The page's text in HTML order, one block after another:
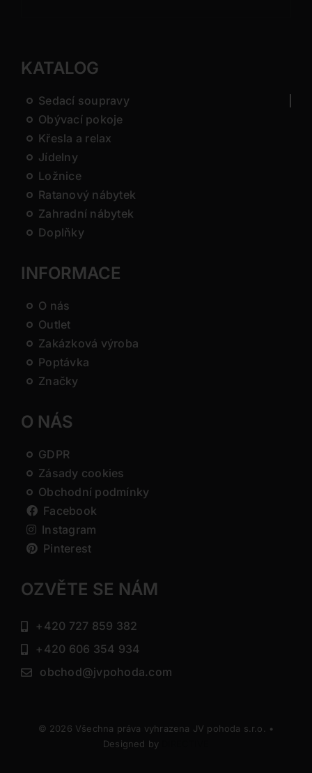
KATALOG
Sedací soupravy
Obývací pokoje
Křesla a relax
Jídelny
Ložnice
Ratanový nábytek
Zahradní nábytek
Doplňky
INFORMACE
O nás
Outlet
Zakázková výroba
Poptávka
Značky
O NÁS
GDPR
Zásady cookies
Obchodní podmínky
Facebook
Instagram
Pinterest
OZVĚTE SE NÁM
+420 727 859 382
+420 606 354 934
obchod@jvpohoda.com
© 2026 Všechna práva vyhrazena JV pohoda s.r.o. •
Designed by